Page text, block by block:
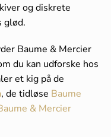
og diskrete
glød.
Baume & Mercier
du kan udforske hos
et kig på de
, de tidløse Baume
& Mercier